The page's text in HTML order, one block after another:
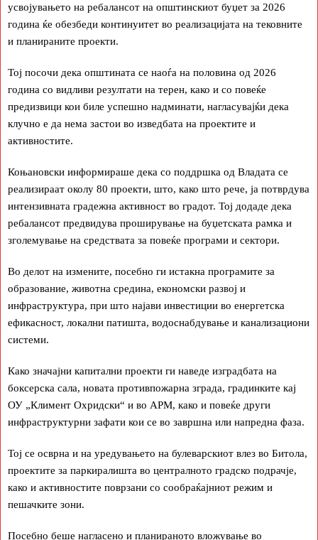
усвојувањето на ребалансот на општинскиот буџет за 2026
година ќе обезбеди континуитет во реализацијата на тековните
и планираните проекти.
Тој посочи дека општината се наоѓа на половина од 2026
година со видливи резултати на терен, како и со повеќе
предизвици кои биле успешно надминати, нагласувајќи дека
клучно е да нема застои во изведбата на проектите и
активностите.
Коњановски информираше дека со поддршка од Владата се
реализираат околу 80 проекти, што, како што рече, ја потврдува
интензивната градежна активност во градот. Тој додаде дека
ребалансот предвидува проширување на буџетската рамка и
зголемување на средствата за повеќе програми и сектори.
Во делот на измените, посебно ги истакна програмите за
образование, животна средина, економски развој и
инфраструктура, при што најави инвестиции во енергетска
ефикасност, локални патишта, водоснабдување и канализациони
системи.
Како значајни капитални проекти ги наведе изградбата на
боксерска сала, новата противпожарна зграда, градинките кај
ОУ „Климент Охридски“ и во АРМ, како и повеќе други
инфраструктурни зафати кои се во завршна или напредна фаза.
Тој се осврна и на уредувањето на булеварскиот влез во Битола,
проектите за паркиралишта во централното градско подрачје,
како и активностите поврзани со сообраќајниот режим и
пешачките зони.
Посебно беше нагласено и планираното вложување во